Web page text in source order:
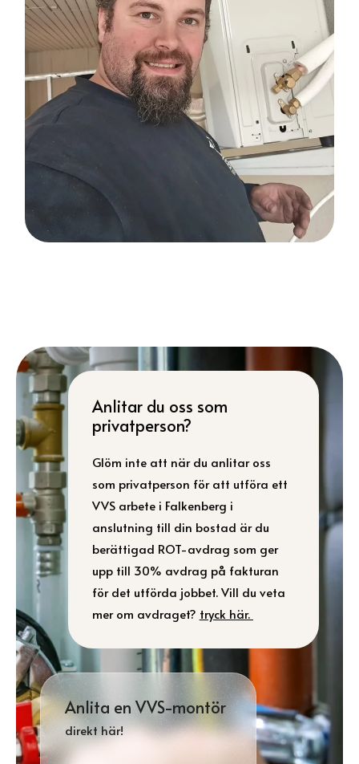
Anlitar du oss som
privatperson?
Glöm inte att när du anlitar oss
som privatperson för att utföra ett
VVS arbete i Falkenberg i
anslutning till din bostad är du
berättigad ROT-avdrag som ger
upp till 30% avdrag på fakturan
för det utförda jobbet. Vill du veta
mer om avdraget? tryck här.
Anlita en VVS-montör
direkt här!